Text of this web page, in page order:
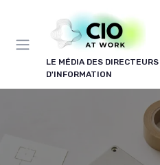
LE MÉDIA DES
D'INFORMATION